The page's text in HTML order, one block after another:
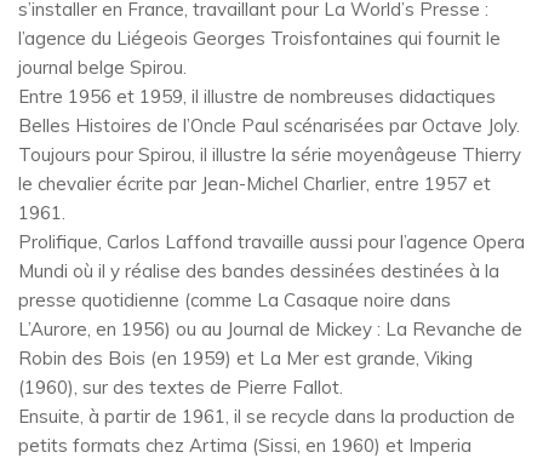
s’installer en France, travaillant pour La World’s Presse :
l’agence du Liégeois Georges Troisfontaines qui fournit le
journal belge Spirou.
Entre 1956 et 1959, il illustre de nombreuses didactiques
Belles Histoires de l’Oncle Paul scénarisées par Octave Joly.
Toujours pour Spirou, il illustre la série moyenâgeuse Thierry
le chevalier écrite par Jean-Michel Charlier, entre 1957 et
1961.
Prolifique, Carlos Laffond travaille aussi pour l’agence Opera
Mundi où il y réalise des bandes dessinées destinées à la
presse quotidienne (comme La Casaque noire dans
L’Aurore, en 1956) ou au Journal de Mickey : La Revanche de
Robin des Bois (en 1959) et La Mer est grande, Viking
(1960), sur des textes de Pierre Fallot.
Ensuite, à partir de 1961, il se recycle dans la production de
petits formats chez Artima (Sissi, en 1960) et Imperia